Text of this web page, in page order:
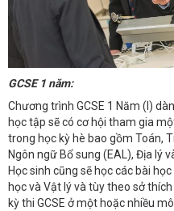
GCSE 1 năm:
Chương trình GCSE 1 Năm (I)
học tập sẽ có cơ hội tham gia
trong học kỳ hè bao gồm Toán,
Ngôn ngữ Bổ sung (EAL), Địa lý
Học sinh cũng sẽ học các bài
học và Vật lý và tùy theo sở
kỳ thi GCSE ở một hoặc nhiều